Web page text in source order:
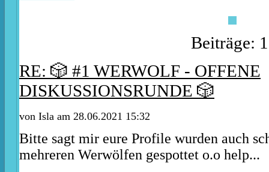
Beiträge:
RE: 🎲 #1 WERWOLF - OFFENE
DISKUSSIONSRUNDE 🎲
von Isla am 28.06.2021 15:32
Bitte sagt mir eure Profile wurden auch
mehreren Werwölfen gespottet o.o help...